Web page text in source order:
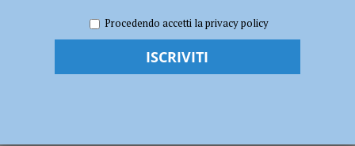
Qualità, un doppio appuntamento per il week end, il 28 aprile a Ferriere
– AUDIO
Mercanti di Qualità, un doppio
Procedendo accetti la privacy policy